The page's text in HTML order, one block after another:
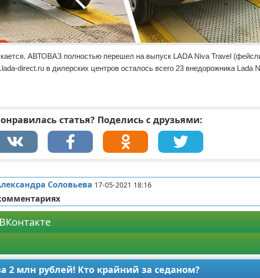
АВТОВАЗ полностью перешел на выпуск LADA Niva Travel
direct.ru в дилерских центров осталось всего 23 внедорожника Lada
статья? Поделись с друзьями:
Соловьева 17-05-2021 18:16
2 млн рублей! Кто крайний за седаном?